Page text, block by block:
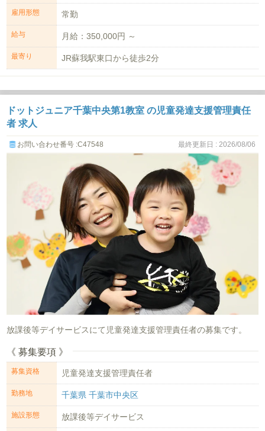
雇用形態 常勤
給与 月給：350,000円 ～
最寄り JR蘇我駅東口から徒歩2分
ドットジュニア千葉中央第1教室 の児童発達支援管理責任
者 求人
お問い合わせ番号 :C47548 最終更新日 : 2026/08/06
放課後等デイサービスにて児童発達支援管理責任者の募集です。
《 募集要項 》
募集資格 児童発達支援管理責任者
勤務地 千葉県 千葉市中央区
施設形態 放課後等デイサービス